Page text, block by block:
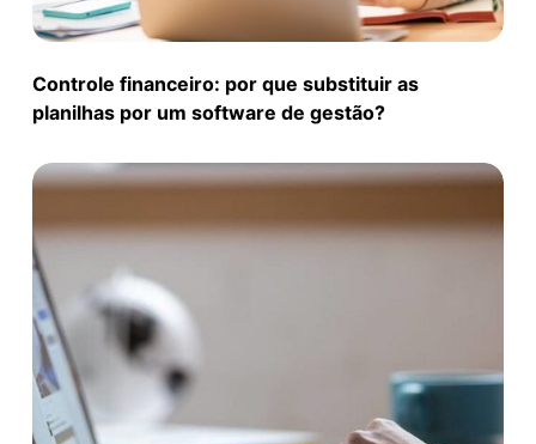
Controle financeiro: por que substituir as
planilhas por um software de gestão?